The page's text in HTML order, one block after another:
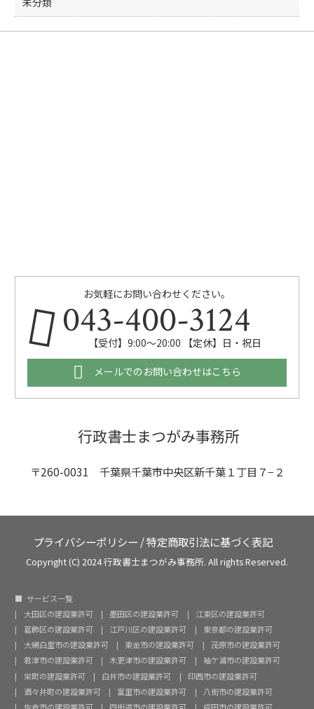
お気軽にお問い合わせください。
043-400-3124
【受付】9:00～20:00 【定休】日・祝日
メールでのお問い合わせはこちら
行政書士まつがみ事務所
〒260-0031 千葉県千葉市中央区新千葉１丁目７−２
プライバシーポリシー /特定商取引法に基づく表記
Copyright (C) 2024 行政書士まつがみ事務所. All rights Reserved.
サービス一覧
大田区の建設業許可
墨田区の建設業許可
江東区の建設業許可
葛飾区の建設業許可
江戸川区の建設業許可
東京都の建設業許可
大網白里市の建設業許可
東金市の建設業許可
茂原市の建設業許可
君津市の建設業許可
木更津市の建設業許可
袖ケ浦市の建設業許可
栄町の建設業許可
白井市の建設業許可
印西市の建設業許可
酒々井町の建設業許可
富里市の建設業許可
八街市の建設業許可